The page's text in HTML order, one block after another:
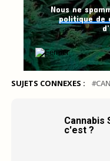
Nous ne
politique de
SUJETS CONNEXES :
Cannabis
c'est ?